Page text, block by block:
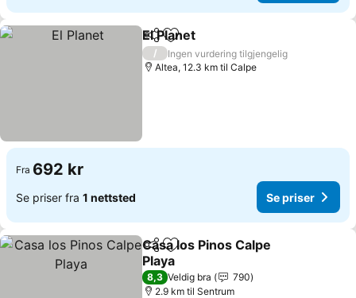
Del Legg til i favoritter
El Planet
/
Ingen vurdering tilgjengelig
Altea, 12.3 km til Calpe
Fra 692 kr
Se priser fra 1 nettsted Se priser
Del Legg til i favoritter
Casa los Pinos Calpe
Playa
Se priser
8,3 Veldig bra
790
2.9 km til Sentrum